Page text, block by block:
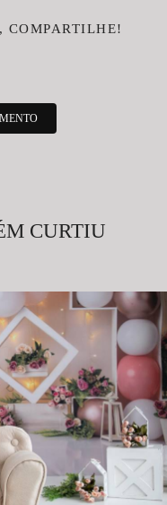
COMPARTILHE!
CURTIU